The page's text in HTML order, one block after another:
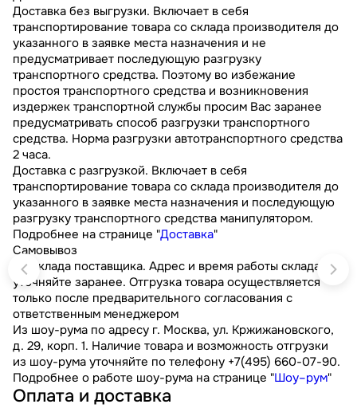
Доставка без выгрузки. Включает в себя
транспортирование товара со склада производителя до
указанного в заявке места назначения и не
предусматривает последующую разгрузку
транспортного средства. Поэтому во избежание
простоя транспортного средства и возникновения
издержек транспортной службы просим Вас заранее
предусматривать способ разгрузки транспортного
средства. Норма разгрузки автотранспортного средства
2 часа.
Доставка с разгрузкой. Включает в себя
транспортирование товара со склада производителя до
указанного в заявке места назначения и последующую
разгрузку транспортного средства манипулятором.
Подробнее на странице "Доставка"
Самовывоз
Со склада поставщика. Адрес и время работы склада
уточняйте заранее. Отгрузка товара осуществляется
только после предварительного согласования с
ответственным менеджером
Из шоу-рума по адресу г. Москва, ул. Кржижановского,
д. 29, корп. 1. Наличие товара и возможность отгрузки
из шоу-рума уточняйте по телефону +7(495) 660-07-90.
Подробнее о работе шоу-рума на странице "Шоу–рум"
Оплата и доставка